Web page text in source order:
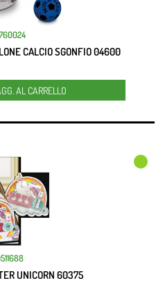
CALCIO SGONFIO 04600
AL CARRELLO
UNICORN 60375